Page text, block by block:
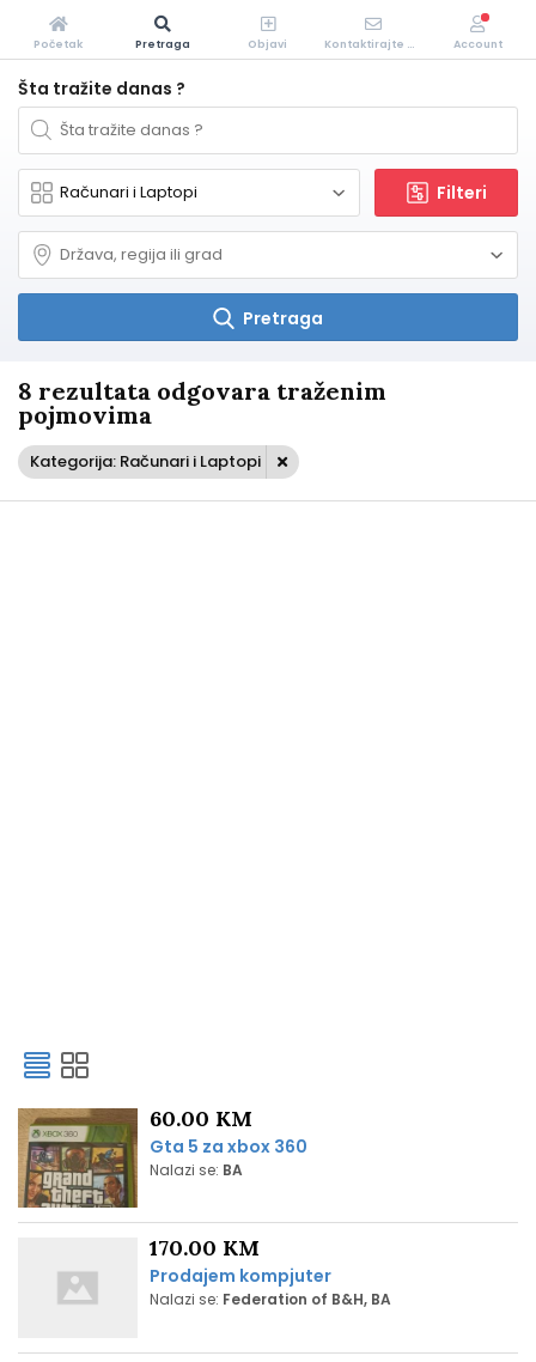
Šta tražite danas ?
Filteri
Pretraga
8 rezultata odgovara traženim
pojmovima
Kategorija: Računari i Laptopi
60.00 KM
Gta 5 za xbox 360
Nalazi se: BA
170.00 KM
Prodajem kompjuter
Nalazi se: Federation of B&H, BA
Početak Pretraga Objavi Kontaktirajte Nas Account